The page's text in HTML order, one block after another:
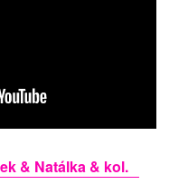
& Natálka & kol.